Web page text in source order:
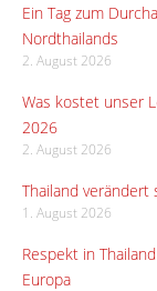
Ein Tag zum
Nordthailands
2. August 2026
Was kostet unser
2026
2. August 2026
Thailand verändert
1. August 2026
Respekt in
Europa